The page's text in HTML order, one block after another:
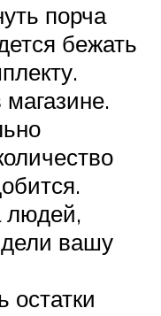
порча
бежать
людей,
вашу
остатки